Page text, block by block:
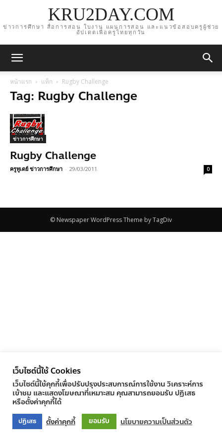
KRU2DAY.COM
ข่าวการศึกษา สื่อการสอน ใบงาน แผนการสอน และแนวข้อสอบครูผู้ช่วย
อัปเดตเพื่อครูไทยทุกวัน
หน้าแรก แท็ก Rugby Challenge
Tag: Rugby Challenge
ข่าวการศึกษา
Rugby Challenge
ครูทูเดย์ ข่าวการศึกษา - 29/03/2011 0
© Newspaper WordPress Theme by TagDiv
เว็บไซต์นี้ใช้ Cookies
เว็บไซต์นี้ใช้คุกกี้เพื่อปรับปรุงประสบการณ์การใช้งาน วิเคราะห์การ
เข้าชม และแสดงโฆษณาที่เหมาะสม คุณสามารถยอมรับ ปฏิเสธ
หรือตั้งค่าคุกกี้ได้
ปฏิเสธ ตั้งค่าคุกกี้ ยอมรับ นโยบายความเป็นส่วนตัว